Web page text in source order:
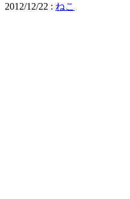
2012/12/22 : ねこ